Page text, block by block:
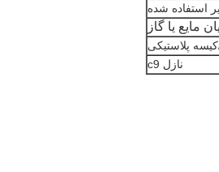
استفاده شده
مایع یا گاز
پلاستیکی
نازل c9